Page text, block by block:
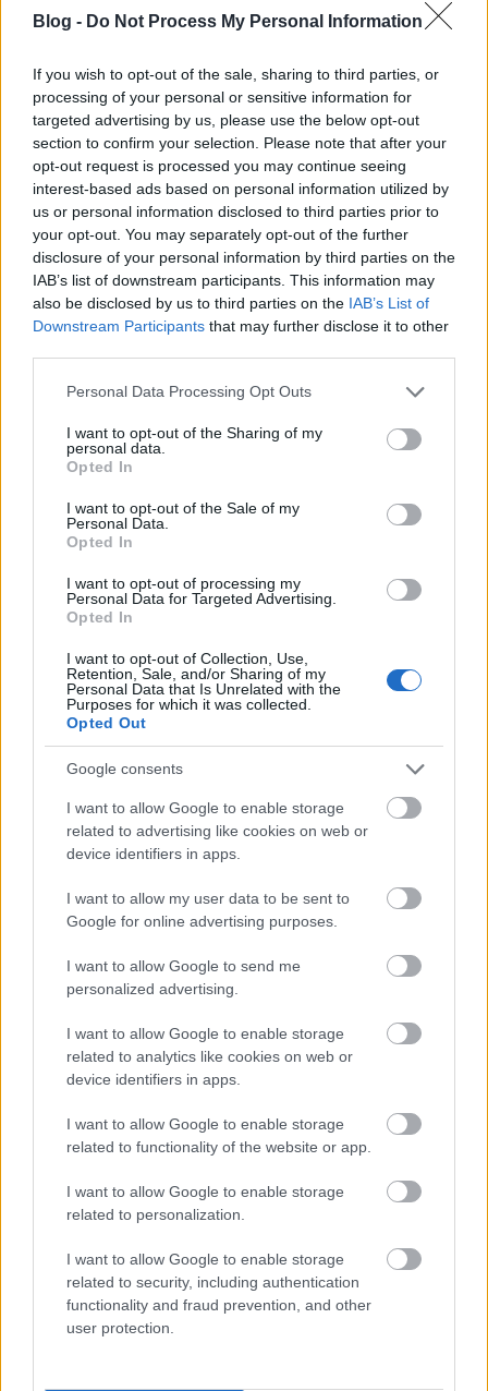
Blog - Do Not Process My Personal Information
If you wish to opt-out of the sale, sharing to third parties, or
processing of your personal or sensitive information for
targeted advertising by us, please use the below opt-out
section to confirm your selection. Please note that after your
opt-out request is processed you may continue seeing
interest-based ads based on personal information utilized by
us or personal information disclosed to third parties prior to
your opt-out. You may separately opt-out of the further
disclosure of your personal information by third parties on the
IAB’s list of downstream participants. This information may
also be disclosed by us to third parties on the IAB’s List of
Downstream Participants that may further disclose it to other
Please note that this website/app uses one or more Google
not limited to your visit or usage behaviour. You may click to
grant or deny consent to Google and its third-party tags to
use your data for below specified purposes in below Google
consent section.
Personal Data Processing Opt Outs
I want to opt-out of the Sharing of my
personal data.
Opted In
I want to opt-out of the Sale of my
Personal Data.
Opted In
I want to opt-out of processing my
Personal Data for Targeted Advertising.
Opted In
I want to opt-out of Collection, Use,
Retention, Sale, and/or Sharing of my
Personal Data that Is Unrelated with the
Purposes for which it was collected.
Opted Out
Google consents
I want to allow Google to enable storage
related to advertising like cookies on web or
device identifiers in apps.
I want to allow my user data to be sent to
Google for online advertising purposes.
I want to allow Google to send me
personalized advertising.
I want to allow Google to enable storage
related to analytics like cookies on web or
device identifiers in apps.
I want to allow Google to enable storage
related to functionality of the website or app.
I want to allow Google to enable storage
related to personalization.
I want to allow Google to enable storage
related to security, including authentication
functionality and fraud prevention, and other
user protection.
búcsúdalnál szörfölt a legmagasabban szépecskén.
Erős jelent, dicső múlt! Fej meghajt! Halhatatlan
dolgok ezek.
Így a katarzishoz közel pedig, tőlem simán
kezdhetett volna egyből az
buli között lévő kötelező átszerelésből adódó
szünettel sem járt rosszul az, aki mindjárt a
Nagyszínpaddal szemben behúzta az irháját a
Nyíregyháza környéki srácok ugyanis abszolút
megérdemelték a figyelmet, amit ha annyian nem is
jócskán akadt érdeklődő, aki azért a szöveget is
simán tudta. Érdekes volt látni, mennyire vegyes
közönséget vonz be ez a zene, amit kategóriával nem
is szívesen tuszkolnék bele valami skatulyába. Meg
annál sokkal több lehetőség és lehetséges irány van
annyival, hogy ez mondjuk metalcore, vagy mit
tudom én. Nekem pedig hangulatosabb is volt ez a
buli amúgy, mint a tavalyi, valahogy a több passzív
Szellemképek
Viasztestek, a Petőfi vers átdolgozás, a tényleg
hangulatfestő instrumentális részek, mind nagyon
jól adták ki magukat. Érdemes figyelni rájuk na.
Intelligensbe megy itt az állat.
Aztán elérkeztünk az este másik nagy
csúcspontjához. A színpadon egyszer csak ott volt a
svéd stílusteremtők csapata, teljes
színpadszélességben és minden felesleges
tiszteletkör nélkül már tolták is zenéjüket, amiben
arca van minden félelemnek amit valaha ismertél. Az
számmal kezdett a lemezről amivel két évvel ezelőtt
tértek vissza, közel húsz évnyi csend után. Tehát csak
klasszikus lemezük címadó dalát. Ennyi pedig elég is
volt, hogy meggyőzzenek, élőben mindez
ugyanolyan penge, mint a kilencvenes évek közepén,
amikor az angol MTV élőben nyomta este a
Tompa Lindbergpedig hibátlan frontember. Az ő